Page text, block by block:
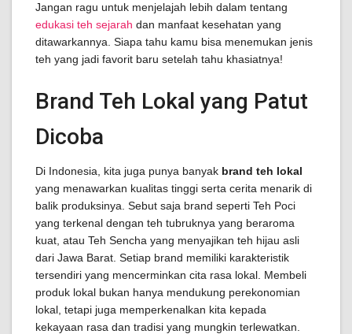
Jangan ragu untuk menjelajah lebih dalam tentang
edukasi teh sejarah dan manfaat kesehatan yang
ditawarkannya. Siapa tahu kamu bisa menemukan jenis
teh yang jadi favorit baru setelah tahu khasiatnya!
Brand Teh Lokal yang Patut
Dicoba
Di Indonesia, kita juga punya banyak brand teh lokal
yang menawarkan kualitas tinggi serta cerita menarik di
balik produksinya. Sebut saja brand seperti Teh Poci
yang terkenal dengan teh tubruknya yang beraroma
kuat, atau Teh Sencha yang menyajikan teh hijau asli
dari Jawa Barat. Setiap brand memiliki karakteristik
tersendiri yang mencerminkan cita rasa lokal. Membeli
produk lokal bukan hanya mendukung perekonomian
lokal, tetapi juga memperkenalkan kita kepada
kekayaan rasa dan tradisi yang mungkin terlewatkan.